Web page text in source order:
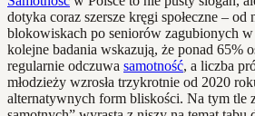
dotyka coraz szersze kręgi społeczne – od
blokowiskach po seniorów zagubionych
kolejne badania wskazują, że ponad 65%
regularnie odczuwa samotność, a liczba
młodzieży wzrosła trzykrotnie od 2020
alternatywnych form bliskości. Na tym tle